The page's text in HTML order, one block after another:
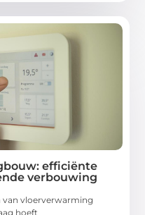
efficiënte
verbouwing
van vloerverwarming
hoeft